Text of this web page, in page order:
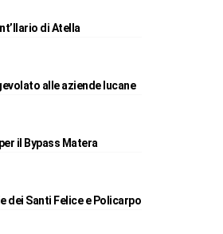
di Atella
alle aziende lucane
il Bypass Matera
dei Santi Felice e Policarpo